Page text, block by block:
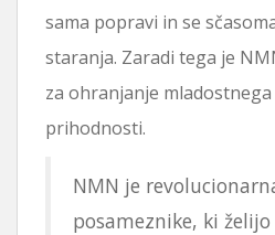
sama popravi in ​​se
staranja. Zaradi tega je
za ohranjanje
prihodnosti.
NMN je
posameznike, ki